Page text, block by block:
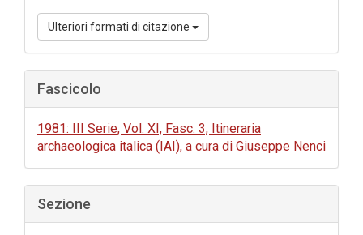
Ulteriori formati di citazione
Fascicolo
1981: III Serie, Vol. XI, Fasc. 3, Itineraria
archaeologica italica (IAI), a cura di Giuseppe Nenci
Sezione